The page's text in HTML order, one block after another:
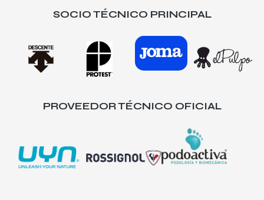
SOCIO TÉCNICO PRINCIPAL
PROVEEDOR TÉCNICO OFICIAL